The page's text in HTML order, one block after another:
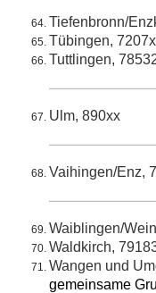
Tiefenbronn/
Tübingen, 7207x
Tuttlingen,
Ulm, 890xx
Vaihingen/Enz,
Waiblingen/
Waldkirch,
Wangen und
gemeinsame